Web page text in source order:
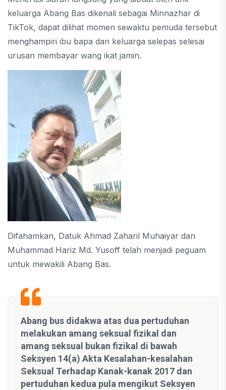
keluarga Abang Bas dikenali sebagai Minnazhar di
TikTok, dapat dilihat momen sewaktu pemuda tersebut
menghampiri ibu bapa dan keluarga selepas selesai
urusan membayar wang ikat jamin.
Difahamkan, Datuk Ahmad Zaharil Muhaiyar dan
Muhammad Hariz Md. Yusoff telah menjadi peguam
untuk mewakili Abang Bas.
Abang bus didakwa atas dua pertuduhan
melakukan amang seksual fizikal dan
amang seksual bukan fizikal di bawah
Seksyen 14(a) Akta Kesalahan-kesalahan
Seksual Terhadap Kanak-kanak 2017 dan
pertuduhan kedua pula mengikut Seksyen